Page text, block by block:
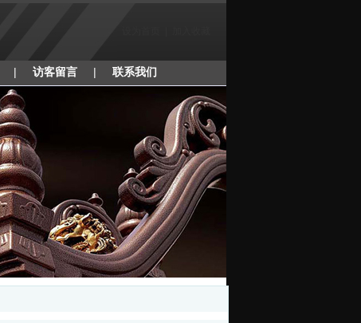
| 访客留言 | 联系我们